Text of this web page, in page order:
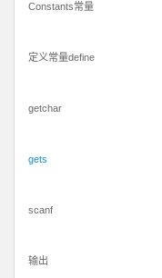
Constants常量
定义常量define
getchar
gets
scanf
输出